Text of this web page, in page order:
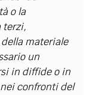
o la
terzi,
materiale
un
in diffide o in
confronti del